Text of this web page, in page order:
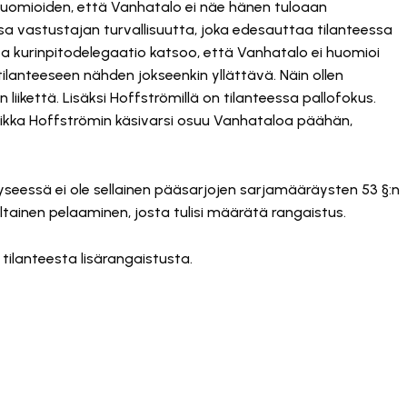
että Vanhatalo ei näe hänen tuloaan
vastustajan turvallisuutta, joka edesauttaa tilanteessa
kurinpitodelegaatio katsoo, että Vanhatalo ei huomioi
nähden jokseenkin yllättävä. Näin ollen
liikettä. Lisäksi Hoffströmillä on tilanteessa pallofokus.
Hoffströmin käsivarsi osuu Vanhataloa päähän,
ei ole sellainen pääsarjojen sarjamääräysten 53 §:n
pelaaminen, josta tulisi määrätä rangaistus.
lisärangaistusta.